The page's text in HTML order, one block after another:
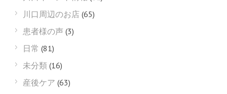
川口周辺のお店 (65)
患者様の声 (3)
日常 (81)
未分類 (16)
産後ケア (63)